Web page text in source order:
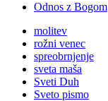
Odnos z Bogom
molitev
rožni venec
spreobrnjenje
sveta maša
Sveti Duh
Sveto pismo